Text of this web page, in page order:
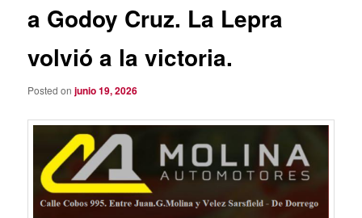
a Godoy Cruz. La Lepra
volvió a la victoria.
Posted onjunio 19, 2026